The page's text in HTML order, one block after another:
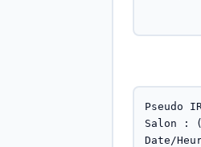
Pseudo
Salon :
Date/